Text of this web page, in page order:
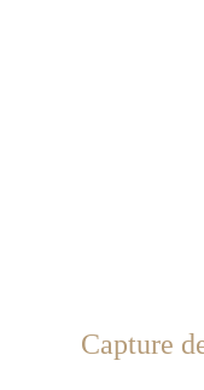
Capture